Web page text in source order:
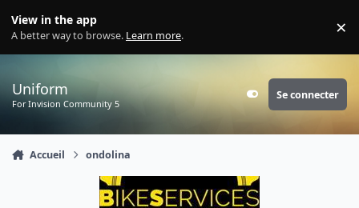
View in the app
A better way to browse. Learn more. ×
Uniform
For Invision Community 5 Customizer
Se connecter
Accueil ondolina